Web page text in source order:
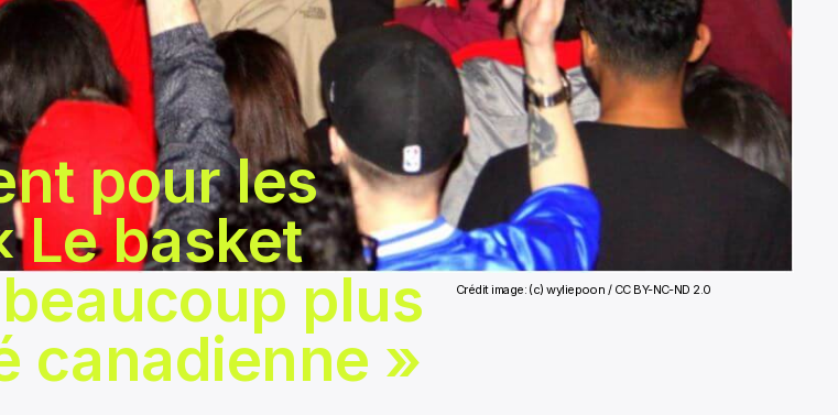
Crédit image: (c) wyliepoon / CC BY-NC-ND 2.0
pour les
Le basket
plus
canadienne »